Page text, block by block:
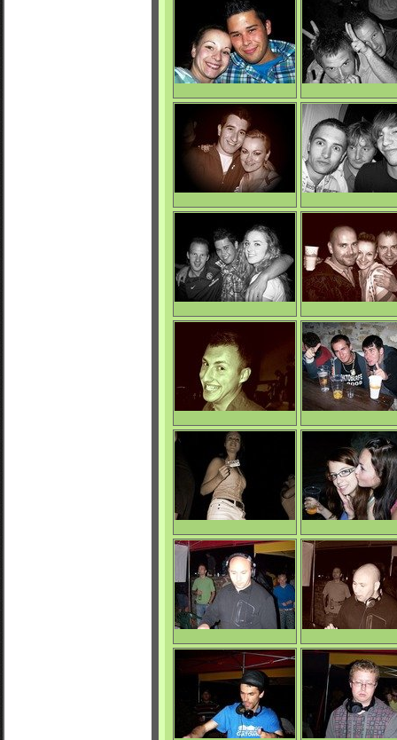
0/4038
La Mara Beat
0/3814
La Mara Beat
0/3915
0/3804
La Mara Beat
La Mara Beat
0/3816
La Mara Beat
La Mara Beat
0/3977
La Mara Beat
Slavo C
0/3938
Slavo C